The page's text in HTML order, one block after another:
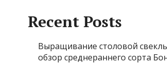
Recent Posts
Выращивание столовой
обзор среднераннего сорта